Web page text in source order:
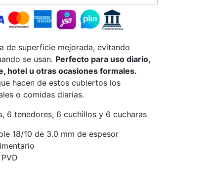
de superficie mejorada, evitando
se usan. Perfecto para uso diario,
hotel u otras ocasiones formales.
hacen de estos cubiertos los
o comidas diarias.
6 tenedores, 6 cuchillos y 6 cucharas
18/10 de 3.0 mm de espesor